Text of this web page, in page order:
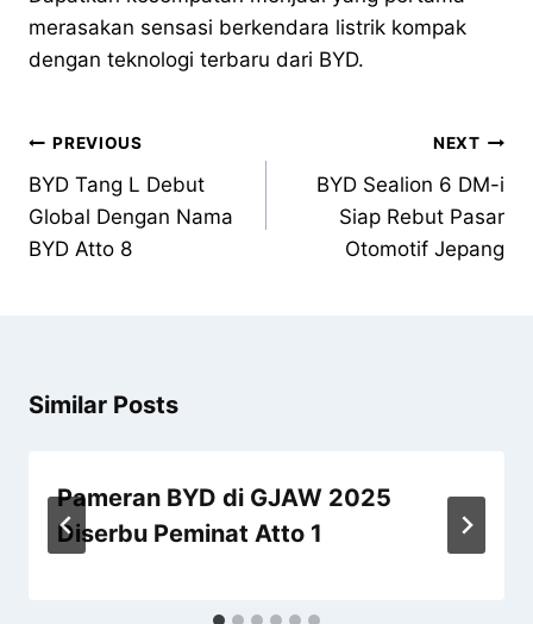
merasakan sensasi berkendara listrik kompak
dengan teknologi terbaru dari BYD.
PREVIOUS
BYD Tang L Debut
Global Dengan Nama
BYD Atto 8
NEXT
BYD Sealion 6 DM-i
Siap Rebut Pasar
Otomotif Jepang
Similar Posts
Pameran BYD di GJAW 2025
Diserbu Peminat Atto 1